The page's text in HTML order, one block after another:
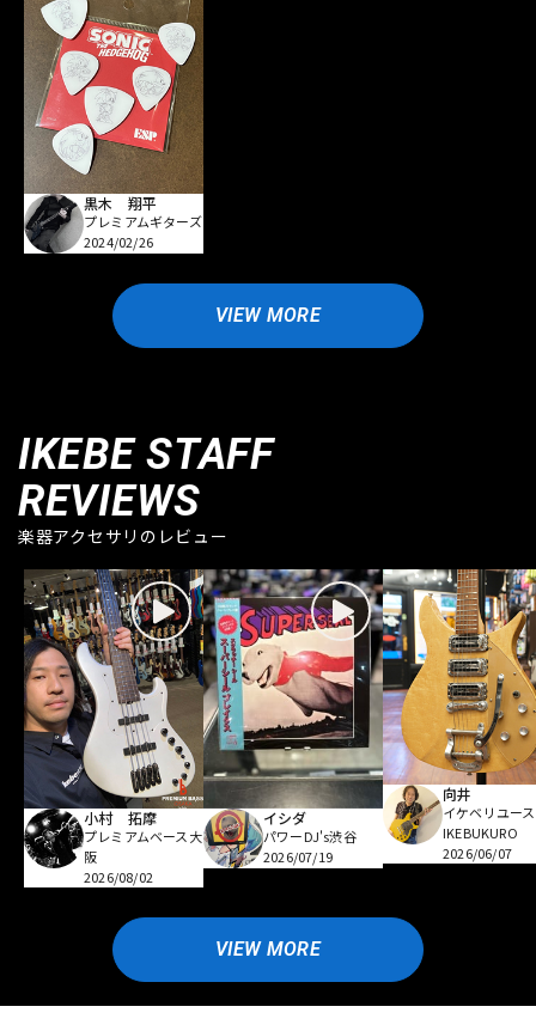
黒木 翔平
プレミアムギターズ
2024/02/26
VIEW MORE
IKEBE STAFF
REVIEWS
楽器アクセサリのレビュー
小村 拓摩
プレミアムベース大
阪
2026/08/02
イシダ
パワーDJ's渋谷
2026/07/19
向井
イケベリユース
IKEBUKURO
2026/06/07
VIEW MORE